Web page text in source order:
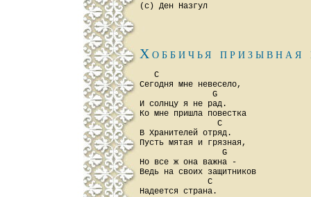
Хоббичья призывная
   С
Сегодня мне невесело,
               G
И солнцу я не рад.
Ко мне пришла повестка
                C
В Хранителей отряд.
Пусть мятая и грязная,
                 G
Hо все ж она важна -
Ведь на своих защитников
              C
Hадеется страна.